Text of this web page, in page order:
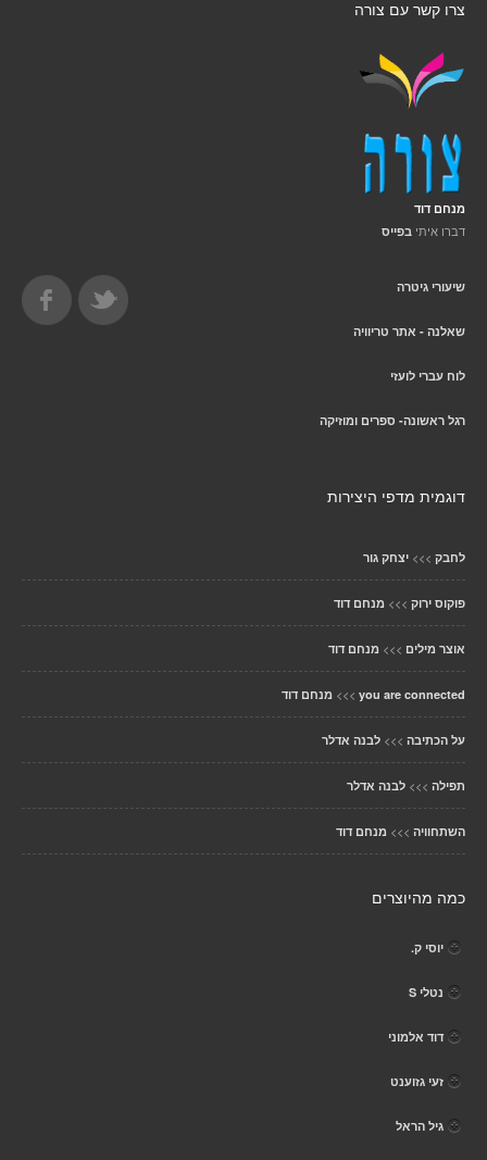
צרו קשר עם צורה
מנחם דוד
דברו איתי בפייס
שיעורי גיטרה
שאלנה - אתר טריוויה
לוח עברי לועזי
רגל ראשונה- ספרים ומוזיקה
דוגמית מדפי היצירות
לחבק >>> יצחק גור
פוקוס ירוק >>> מנחם דוד
אוצר מילים >>> מנחם דוד
you are connected
>>> מנחם דוד
על הכתיבה >>> לבנה אדלר
תפילה >>> לבנה אדלר
השתחוויה >>> מנחם דוד
כמה מהיוצרים
יוסי ק.
נטלי S
דוד אלמוני
זעי גזוענט
גיל הראל